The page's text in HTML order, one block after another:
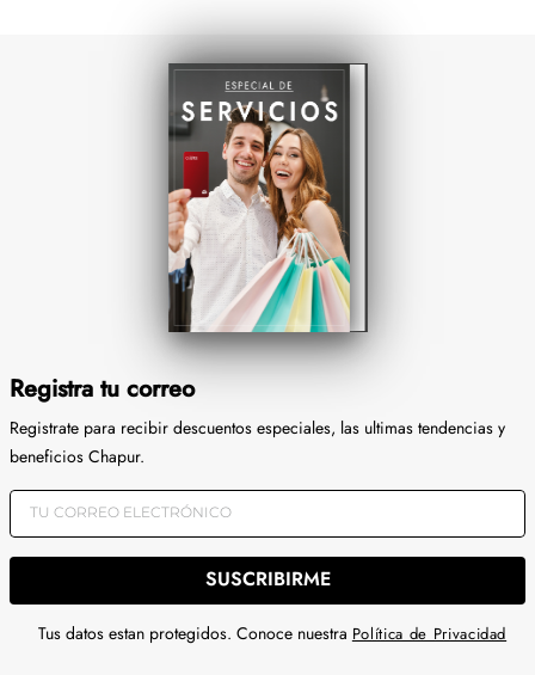
Registra tu correo
Registrate para recibir descuentos especiales, las ultimas tendencias y
beneficios Chapur.
SUSCRIBIRME
Tus datos estan protegidos. Conoce nuestra Política de Privacidad